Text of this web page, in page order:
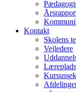
Kontakt
Skolens
Vejledere